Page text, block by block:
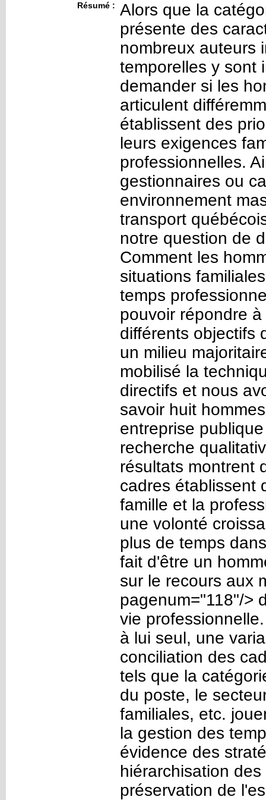
Résumé : Alors que la
présente des
nombreux auteurs
temporelles y sont
demander si les
articulent
établissent des
leurs exigences
professionnelles.
gestionnaires ou
environnement
transport
notre question de
Comment les
situations
temps
pouvoir répondre
différents objectifs
un milieu
mobilisé la
directifs et nous
savoir huit
entreprise
recherche
résultats montrent
cadres établissent
famille et la
une volonté
plus de temps
fait d'être un
sur le recours aux
pagenum="118"/>
vie
à lui seul, une
conciliation des
tels que la
du poste, le
familiales, etc.
la gestion des
évidence des
hiérarchisation
préservation de